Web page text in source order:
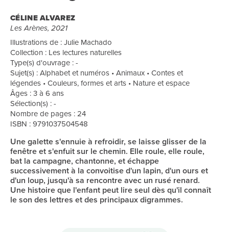
CÉLINE ALVAREZ
Les Arènes, 2021
Illustrations de : Julie Machado
Collection : Les lectures naturelles
Type(s) d'ouvrage : -
Sujet(s) : Alphabet et numéros • Animaux • Contes et
légendes • Couleurs, formes et arts • Nature et espace
Âges : 3 à 6 ans
Sélection(s) : -
Nombre de pages : 24
ISBN : 9791037504548
Une galette s'ennuie à refroidir, se laisse glisser de la
fenêtre et s'enfuit sur le chemin. Elle roule, elle roule,
bat la campagne, chantonne, et échappe
successivement à la convoitise d'un lapin, d'un ours et
d'un loup, jusqu'à sa rencontre avec un rusé renard.
Une histoire que l'enfant peut lire seul dès qu'il connaît
le son des lettres et des principaux digrammes.